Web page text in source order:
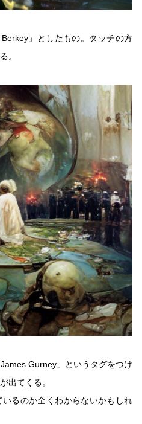
」としたもの。タッチの方
。
Gurney」というタグをつけ
出てくる。
るのか全くわからないかもしれ